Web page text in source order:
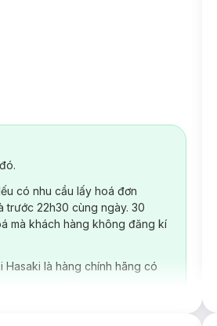
có nhu cầu lấy hoá đơn
trước 22h30 cùng ngày. 30
mà khách hàng không đăng kí
là hàng chính hãng có